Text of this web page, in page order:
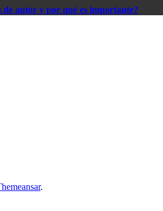
de autor y por qué es importante?
.